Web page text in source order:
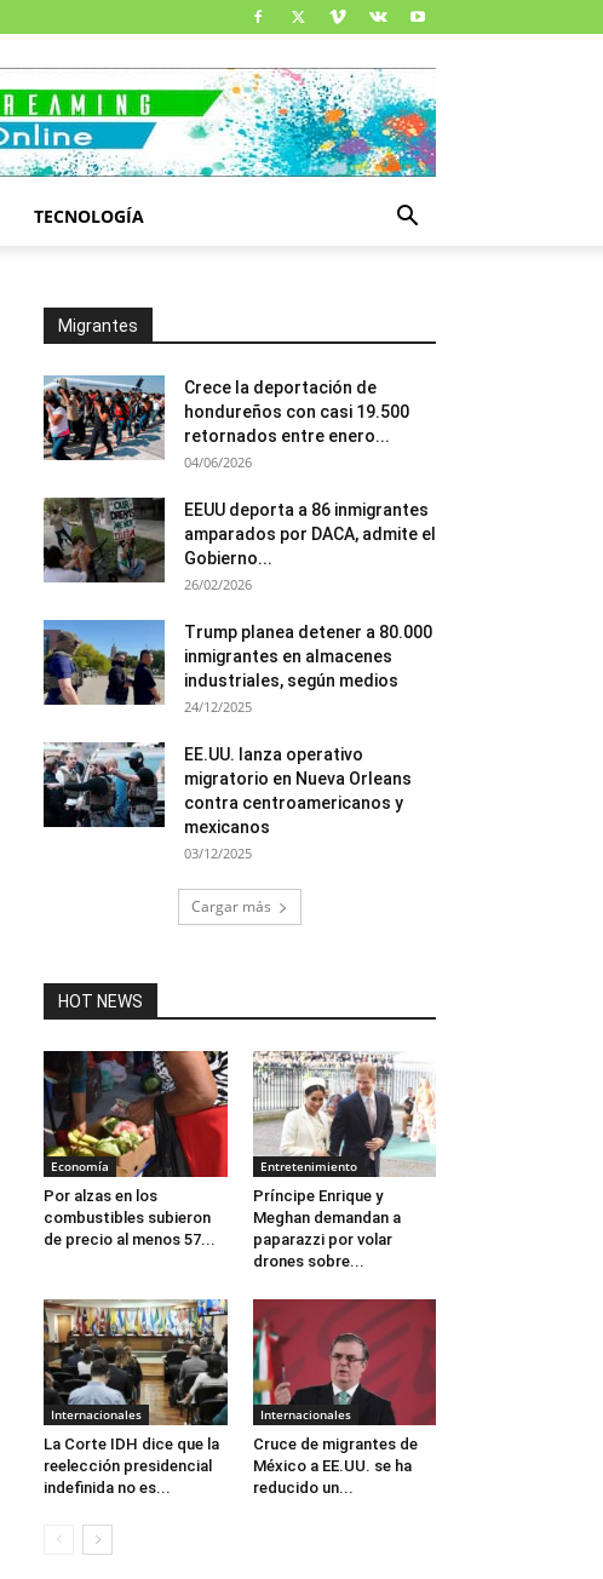
TECNOLOGÍA
Migrantes
Crece la deportación de
hondureños con casi 19.500
retornados entre enero...
04/06/2026
EEUU deporta a 86 inmigrantes
amparados por DACA, admite el
Gobierno...
26/02/2026
Trump planea detener a 80.000
inmigrantes en almacenes
industriales, según medios
24/12/2025
EE.UU. lanza operativo
migratorio en Nueva Orleans
contra centroamericanos y
mexicanos
03/12/2025
Cargar más
HOT NEWS
Economía
Por alzas en los
combustibles subieron
de precio al menos 57...
Entretenimiento
Príncipe Enrique y
Meghan demandan a
paparazzi por volar
drones sobre...
Internacionales
La Corte IDH dice que la
reelección presidencial
indefinida no es...
Internacionales
Cruce de migrantes de
México a EE.UU. se ha
reducido un...